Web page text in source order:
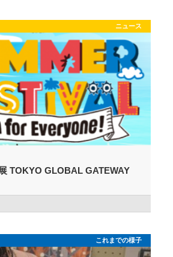
ニュース
TOKYO GLOBAL GATEWAY
これまでの様子